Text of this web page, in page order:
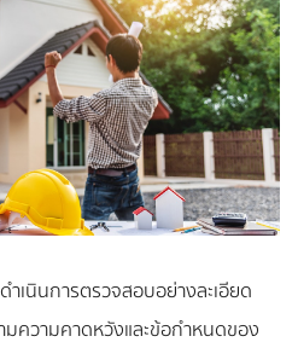
เนินการตรวจสอบอย่างละเอียด
มความคาดหวังและข้อกำหนดของ